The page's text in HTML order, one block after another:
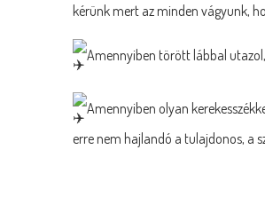
kérünk mert az minden vágyunk,
Amennyiben törött lábbal
Amennyiben olyan
erre nem hajlandó a tulajdonos, a